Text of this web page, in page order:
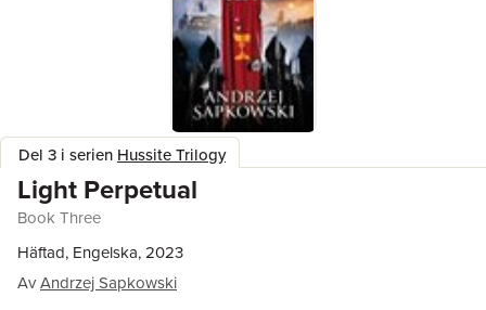
Del 3 i serien Hussite Trilogy
Light Perpetual
Book Three
Häftad, Engelska, 2023
AvAndrzej Sapkowski